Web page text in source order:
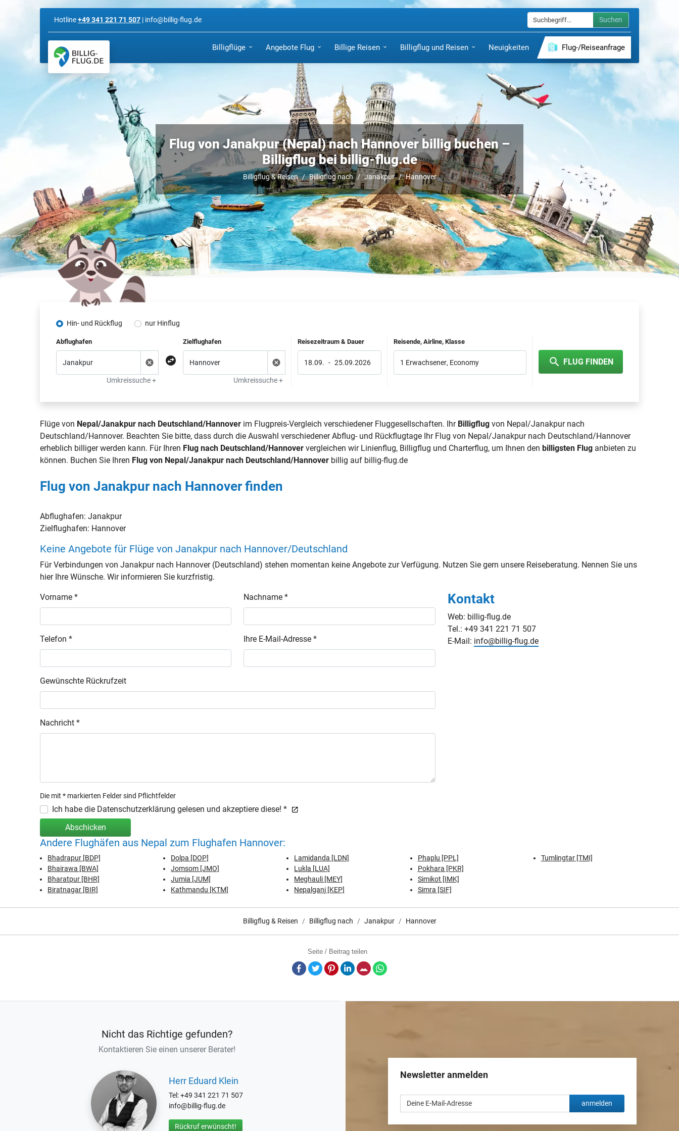
Hotline+49 341 221 71 507 | info@billig-flug.de Suchen
Billigflüge Angebote Flug Billige Reisen Billigflug und Reisen Neuigkeiten Flug-/Reiseanfrage
Flug von Janakpur (Nepal) nach Hannover billig buchen –
Billigflug bei billig-flug.de
Billigflug & Reisen Billigflug nach Janakpur Hannover
Hin- und Rückflug nur Hinflug
Abflughafen
Umkreissuche +
Zielflughafen
Umkreissuche +
Reisezeitraum & Dauer
18.09. - 25.09.2026
Reisende, Airline, Klasse
1 Erwachsener, Economy FLUG FINDEN
Flüge von Nepal/Janakpur nach Deutschland/Hannover im Flugpreis-Vergleich verschiedener Fluggesellschaften. Ihr Billigflug von Nepal/Janakpur nach
Deutschland/Hannover. Beachten Sie bitte, dass durch die Auswahl verschiedener Abflug- und Rückflugtage Ihr Flug von Nepal/Janakpur nach Deutschland/Hannover
erheblich billiger werden kann. Für Ihren Flug nach Deutschland/Hannover vergleichen wir Linienflug, Billigflug und Charterflug, um Ihnen denbilligsten Flug anbieten zu
können. Buchen Sie Ihren Flug von Nepal/Janakpur nach Deutschland/Hannover billig auf billig-flug.de
Flug von Janakpur nach Hannover finden
Abflughafen:Janakpur
Zielflughafen: Hannover
Keine Angebote für Flüge von Janakpur nach Hannover/Deutschland
Für Verbindungen von Janakpur nach Hannover (Deutschland) stehen momentan keine Angebote zur Verfügung. Nutzen Sie gern unsere Reiseberatung. Nennen Sie uns
hier Ihre Wünsche. Wir informieren Sie kurzfristig.
Vorname * Nachname *
Telefon * Ihre E-Mail-Adresse *
Gewünschte Rückrufzeit
Nachricht *
Die mit * markierten Felder sind Pflichtfelder
Ich habe die Datenschutzerklärung gelesen und akzeptiere diese! *
Abschicken
Kontakt
Web: billig-flug.de
Tel.: +49 341 221 71 507
E-Mail: info@billig-flug.de
Andere Flughäfen aus Nepal zum Flughafen Hannover:
Bhadrapur [BDP]
Bhairawa [BWA]
Bharatpur [BHR]
Biratnagar [BIR]
Dolpa [DOP]
Jomsom [JMO]
Jumia [JUM]
Kathmandu [KTM]
Lamidanda [LDN]
Lukla [LUA]
Meghauli [MEY]
Nepalganj [KEP]
Phaplu [PPL]
Pokhara [PKR]
Simikot [IMK]
Simra [SIF]
Tumlingtar [TMI]
Billigflug & Reisen Billigflug nach Janakpur Hannover
Seite / Beitrag teilen
Facebook
TwitterPinterestLinkedInE-Mail
Nicht das Richtige gefunden?
Kontaktieren Sie einen unserer Berater!
Herr Eduard Klein
Tel: +49 341 221 71 507
info@billig-flug.de
Rückruf erwünscht!
Newsletter anmelden
anmelden